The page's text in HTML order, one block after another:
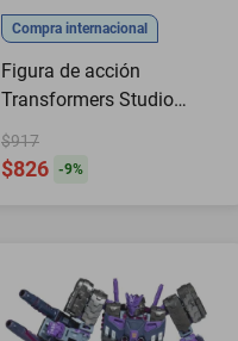
Compra internacional
Figura de acción
Transformers Studio
Series Leader 116 Apelinq
$917
$826 -9%